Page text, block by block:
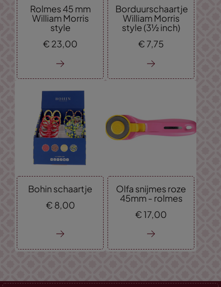
Rolmes 45 mm
William Morris
style
€ 23,00
Borduurschaartje
William Morris
style (3½ inch)
€ 7,75
Bohin schaartje
€ 8, 00
Olfa snijmes roze
45mm - rolmes
€17, 00